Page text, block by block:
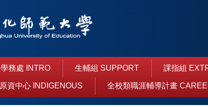
學務處 INTRO 生輔組 SUPPORT 課指組
原資中心 INDIGENOUS 全校類職涯輔導計畫